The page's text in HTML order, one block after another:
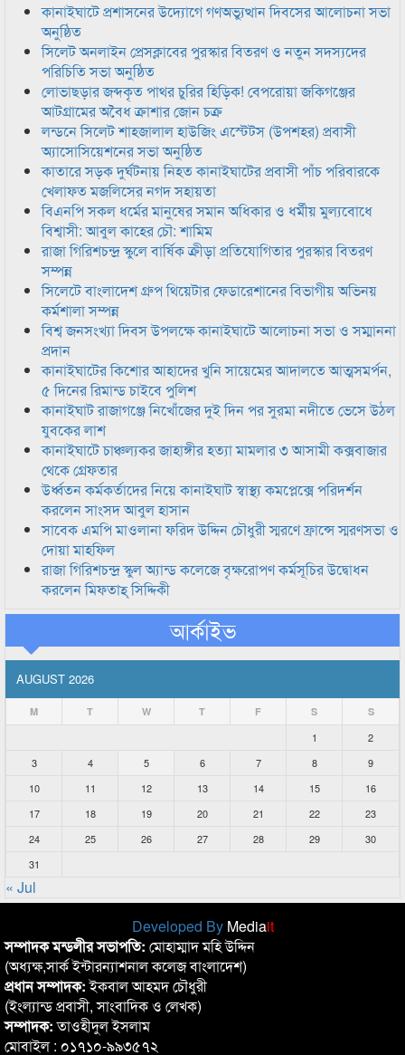
কানাইঘাটে প্রশাসনের উদ্যোগে গণঅভ্যুত্থান দিবসের আলোচনা সভা
অনুষ্ঠিত
সিলেট অনলাইন প্রেসক্লাবের পুরস্কার বিতরণ ও নতুন সদস্যদের
পরিচিতি সভা অনুষ্ঠিত
লোভাছড়ার জব্দকৃত পাথর চুরির হিড়িক! বেপরোয়া জকিগঞ্জের
আটগ্রামের অবৈধ ক্রাশার জোন চক্র
লন্ডনে সিলেট শাহজালাল হাউজিং এস্টেটস (উপশহর) প্রবাসী
অ্যাসোসিয়েশনের সভা অনুষ্ঠিত
কাতারে সড়ক দুর্ঘটনায় নিহত কানাইঘাটের প্রবাসী পাঁচ পরিবারকে
খেলাফত মজলিসের নগদ সহায়তা
বিএনপি সকল ধর্মের মানুষের সমান অধিকার ও ধর্মীয় মুল্যবোধে
বিশ্বাসী: আবুল কাহের চৌ: শামিম
রাজা গিরিশচন্দ্র স্কুলে বার্ষিক ক্রীড়া প্রতিযোগিতার পুরস্কার বিতরণ
সম্পন্ন
সিলেটে বাংলাদেশ গ্রুপ থিয়েটার ফেডারেশানের বিভাগীয় অভিনয়
কর্মশালা সম্পন্ন
বিশ্ব জনসংখ্যা দিবস উপলক্ষে কানাইঘাটে আলোচনা সভা ও সম্মাননা
প্রদান
কানাইঘাটের কিশোর আহাদের খুনি সায়েমের আদালতে আত্মসমর্পন,
৫ দিনের রিমান্ড চাইবে পুলিশ
কানাইঘাট রাজাগঞ্জে নিখোঁজের দুই দিন পর সুরমা নদীতে ভেসে উঠল
যুবকের লাশ
কানাইঘাটে চাঞ্চল্যকর জাহাঙ্গীর হত্যা মামলার ৩ আসামী কক্সবাজার
থেকে গ্রেফতার
উর্ধ্বতন কর্মকর্তাদের নিয়ে কানাইঘাট স্বাস্থ্য কমপ্লেক্সে পরিদর্শন
করলেন সাংসদ আবুল হাসান
সাবেক এমপি মাওলানা ফরিদ উদ্দিন চৌধুরী স্মরণে ফ্রান্সে স্মরণসভা ও
দোয়া মাহফিল
রাজা গিরিশচন্দ্র স্কুল অ্যান্ড কলেজে বৃক্ষরোপণ কর্মসূচির উদ্বোধন
করলেন মিফতাহ্ সিদ্দিকী
আর্কাইভ
AUGUST 2026
M T W T F S S
1
2
3
4 5 6 7 8
9
10
11 12 13 14 15
16
17
18 19 20 21 22
23
24
25 26 27 28 29
30
31
« Jul
Developed By Mediait
সম্পাদক মন্ডলীর সভাপতি: মোহাম্মাদ মহি উদ্দিন
(অধ্যক্ষ,সার্ক ইন্টারন্যাশনাল কলেজ বাংলাদেশ)
প্রধান সম্পাদক:ইকবাল আহমদ চৌধুরী
(ইংল্যান্ড প্রবাসী, সাংবাদিক ও লেখক)
সম্পাদক:তাওহীদুল ইসলাম
মোবাইল : ০১৭১০-৯৯৩৫৭২